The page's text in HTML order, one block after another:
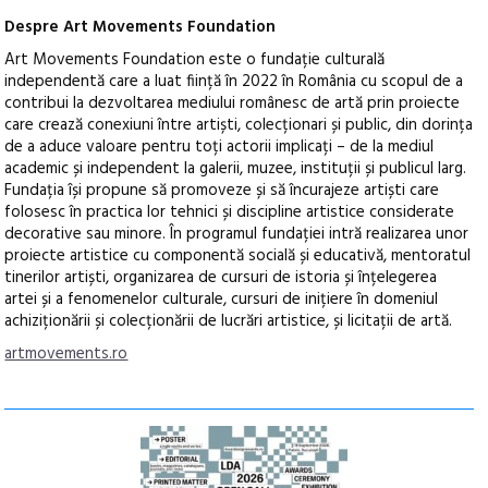
Despre Art Movements Foundation
Art Movements Foundation este o fundație culturală
independentă care a luat ființă în 2022 în România cu scopul de a
contribui la dezvoltarea mediului românesc de artă prin proiecte
care crează conexiuni între artiști, colecționari și public, din dorința
de a aduce valoare pentru toți actorii implicați – de la mediul
academic și independent la galerii, muzee, instituții și publicul larg.
Fundația își propune să promoveze și să încurajeze artiști care
folosesc în practica lor tehnici și discipline artistice considerate
decorative sau minore. În programul fundației intră realizarea unor
proiecte artistice cu componentă socială și educativă, mentoratul
tinerilor artiști, organizarea de cursuri de istoria și înțelegerea
artei și a fenomenelor culturale, cursuri de inițiere în domeniul
achiziționării și colecționării de lucrări artistice, și licitații de artă.
artmovements.ro